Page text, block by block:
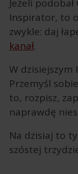
Jeżeli
Inspirator, to
zwykle: daj
kanał.
W dzisiejszym
Przemyśl
to, rozpisz,
naprawdę
Na dzisiaj to
szóstej